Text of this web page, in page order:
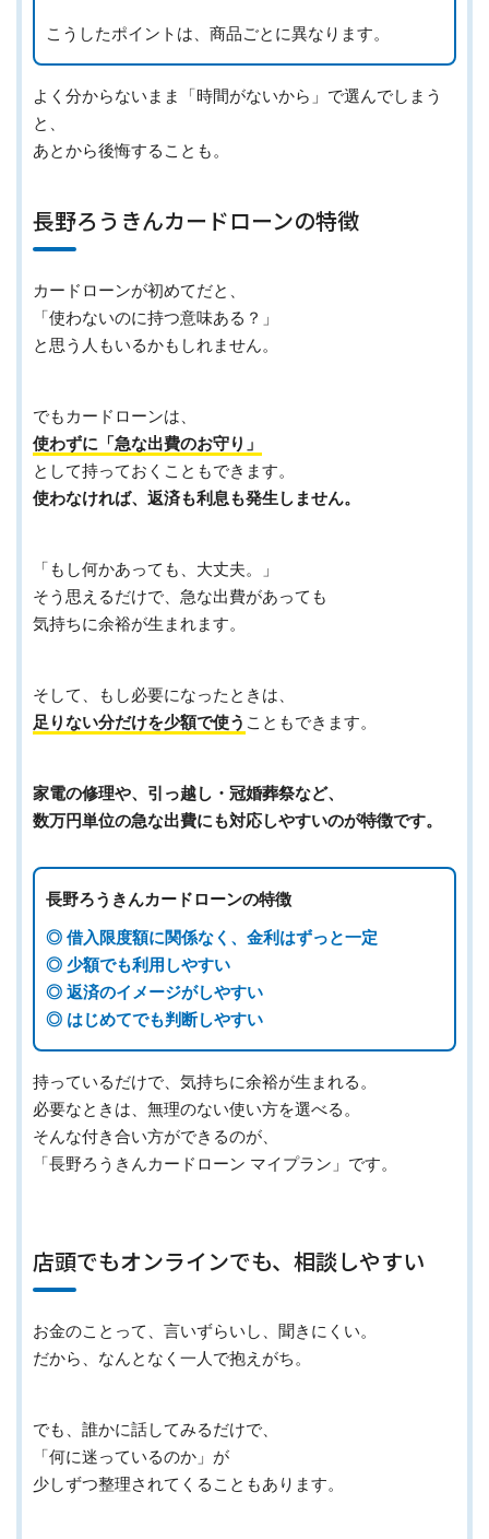
こうしたポイントは、商品ごとに異なります。
よく分からないまま「時間がないから」で選んでしまう
と、
あとから後悔することも。
長野ろうきんカードローンの特徴
カードローンが初めてだと、
「使わないのに持つ意味ある？」
と思う人もいるかもしれません。
でもカードローンは、
使わずに「急な出費のお守り」
として持っておくこともできます。
使わなければ、返済も利息も発生しません。
「もし何かあっても、大丈夫。」
そう思えるだけで、急な出費があっても
気持ちに余裕が生まれます。
そして、もし必要になったときは、
足りない分だけを少額で使う こともできます。
家電の修理や、引っ越し・冠婚葬祭など、
数万円単位の急な出費にも対応しやすいのが特徴です。
長野ろうきんカードローンの特徴
◎ 借入限度額に関係なく、金利はずっと一定
◎ 少額でも利用しやすい
◎ 返済のイメージがしやすい
◎ はじめてでも判断しやすい
持っているだけで、気持ちに余裕が生まれる。
必要なときは、無理のない使い方を選べる。
そんな付き合い方ができるのが、
「長野ろうきんカードローン マイプラン」です。
店頭でもオンラインでも、相談しやすい
お金のことって、言いずらいし、聞きにくい。
だから、なんとなく一人で抱えがち。
でも、誰かに話してみるだけで、
「何に迷っているのか」が
少しずつ整理されてくることもあります。